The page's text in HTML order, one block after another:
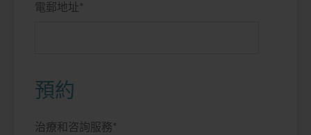
電郵地址 *
預約
治療和咨詢服務 *